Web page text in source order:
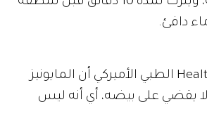
دافئ.
أشار موقع Health Line الطبي الأميركي أن المايونيز
لا يقضي على بيضه، أي أنه ليس